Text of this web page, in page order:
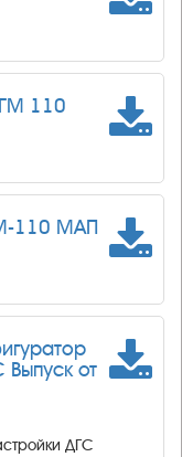
110
110 МАП
от
ДГС